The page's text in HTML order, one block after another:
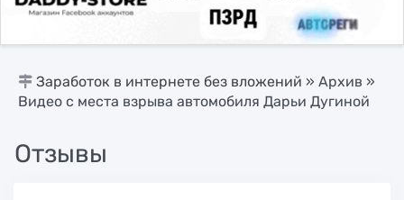
Заработок в интернете без вложений » Архив »
Видео с места взрыва автомобиля Дарьи Дугиной
Отзывы